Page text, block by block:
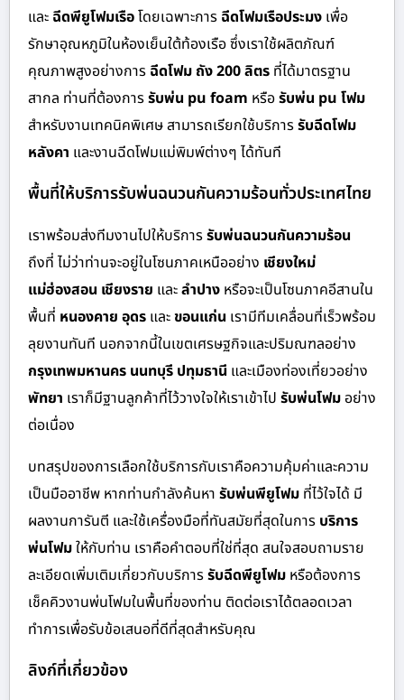
และ ฉีดพียูโฟมเรือโดยเฉพาะการ ฉีดโฟมเรือประมง เพื่อ
รักษาอุณหภูมิในห้องเย็นใต้ท้องเรือ ซึ่งเราใช้ผลิตภัณฑ์
คุณภาพสูงอย่างการ ฉีดโฟม ถัง 200 ลิตร ที่ได้มาตรฐาน
สากล ท่านที่ต้องการรับพ่น pu foam หรือรับพ่น pu โฟม
สำหรับงานเทคนิคพิเศษ สามารถเรียกใช้บริการรับฉีดโฟม
หลังคา และงานฉีดโฟมแม่พิมพ์ต่างๆ ได้ทันที
พื้นที่ให้บริการรับพ่นฉนวนกันความร้อนทั่วประเทศไทย
เราพร้อมส่งทีมงานไปให้บริการรับพ่นฉนวนกันความร้อน
ถึงที่ ไม่ว่าท่านจะอยู่ในโซนภาคเหนืออย่าง เชียงใหม่
แม่ฮ่องสอน เชียงราย และลำปาง หรือจะเป็นโซนภาคอีสานใน
พื้นที่ หนองคาย อุดร และขอนแก่น เรามีทีมเคลื่อนที่เร็วพร้อม
ลุยงานทันที นอกจากนี้ในเขตเศรษฐกิจและปริมณฑลอย่าง
กรุงเทพมหานคร นนทบุรี ปทุมธานี และเมืองท่องเที่ยวอย่าง
พัทยา เราก็มีฐานลูกค้าที่ไว้วางใจให้เราเข้าไป รับพ่นโฟม อย่าง
ต่อเนื่อง
บทสรุปของการเลือกใช้บริการกับเราคือความคุ้มค่าและความ
เป็นมืออาชีพ หากท่านกำลังค้นหา รับพ่นพียูโฟม ที่ไว้ใจได้ มี
ผลงานการันตี และใช้เครื่องมือที่ทันสมัยที่สุดในการ บริการ
พ่นโฟมให้กับท่าน เราคือคำตอบที่ใช่ที่สุด สนใจสอบถามราย
ละเอียดเพิ่มเติมเกี่ยวกับบริการรับฉีดพียูโฟม หรือต้องการ
เช็คคิวงานพ่นโฟมในพื้นที่ของท่าน ติดต่อเราได้ตลอดเวลา
ทำการเพื่อรับข้อเสนอที่ดีที่สุดสำหรับคุณ
ลิงก์ที่เกี่ยวข้อง